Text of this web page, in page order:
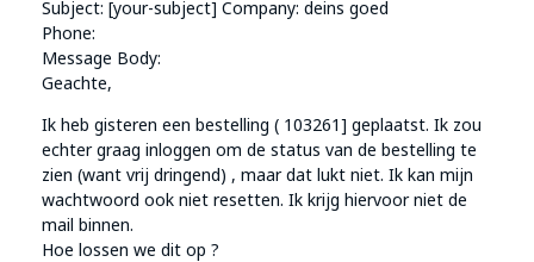
Subject: [your-subject] Company: deins goed
Phone:
Message Body:
Geachte,
Ik heb gisteren een bestelling ( 103261] geplaatst. Ik zou
echter graag inloggen om de status van de bestelling te
zien (want vrij dringend) , maar dat lukt niet. Ik kan mijn
wachtwoord ook niet resetten. Ik krijg hiervoor niet de
mail binnen.
Hoe lossen we dit op ?